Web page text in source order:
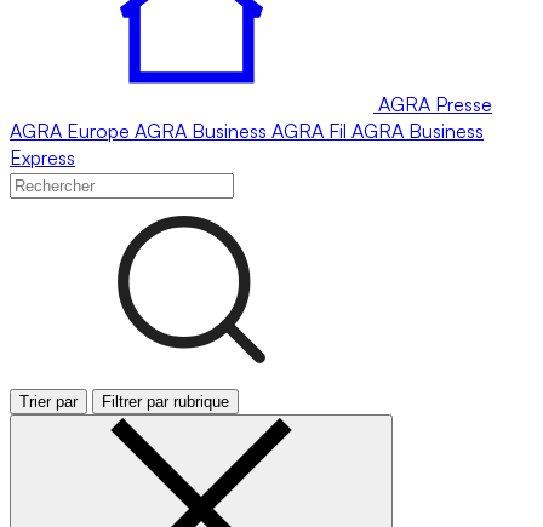
AGRA Presse
AGRA Europe AGRA Business AGRA Fil AGRA Business
Express
Trier par Filtrer par rubrique